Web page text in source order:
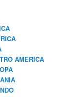
AMERICA